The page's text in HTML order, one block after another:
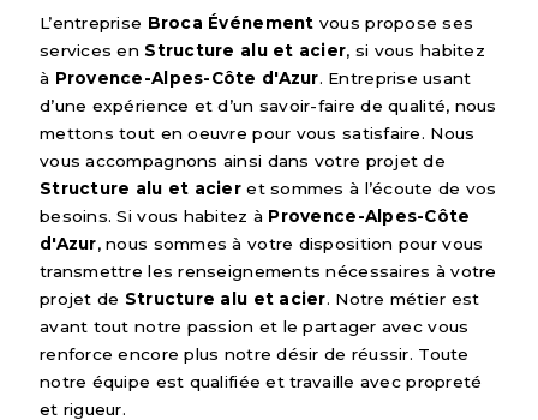
L’entreprise Broca Événement vous propose ses
services en Structure alu et acier, si vous habitez
à Provence-Alpes-Côte d'Azur. Entreprise usant
d’une expérience et d’un savoir-faire de qualité, nous
mettons tout en oeuvre pour vous satisfaire. Nous
vous accompagnons ainsi dans votre projet de
Structure alu et acieret sommes à l’écoute de vos
besoins. Si vous habitez à Provence-Alpes-Côte
d'Azur, nous sommes à votre disposition pour vous
transmettre les renseignements nécessaires à votre
projet de Structure alu et acier. Notre métier est
avant tout notre passion et le partager avec vous
renforce encore plus notre désir de réussir. Toute
notre équipe est qualifiée et travaille avec propreté
et rigueur.